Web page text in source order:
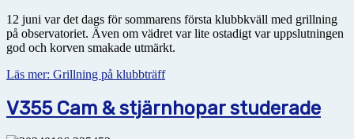
12 juni var det dags för sommarens första klubbkväll med grillning
på observatoriet. Även om vädret var lite ostadigt var uppslutningen
god och korven smakade utmärkt.
Läs mer: Grillning på klubbträff
V355 Cam & stjärnhopar studerade